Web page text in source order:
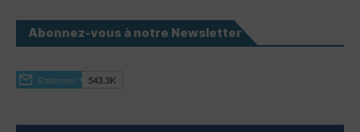
Abonnez-vous à notre Newsletter